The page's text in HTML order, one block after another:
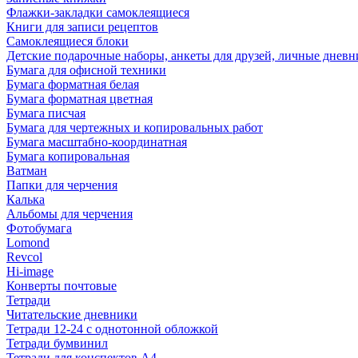
Флажки-закладки самоклеящиеся
Книги для записи рецептов
Самоклеящиеся блоки
Детские подарочные наборы, анкеты для друзей, личные
Бумага для офисной техники
Бумага форматная белая
Бумага форматная цветная
Бумага писчая
Бумага для чертежных и копировальных работ
Бумага масштабно-координатная
Бумага копировальная
Ватман
Папки для черчения
Калька
Альбомы для черчения
Фотобумага
Lomond
Revcol
Hi-image
Конверты почтовые
Тетради
Читательские дневники
Тетради 12-24 с однотонной обложкой
Тетради бумвинил